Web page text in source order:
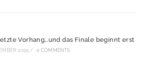
Vorhang…und das Finale beginnt erst
2025 / 0 COMMENTS